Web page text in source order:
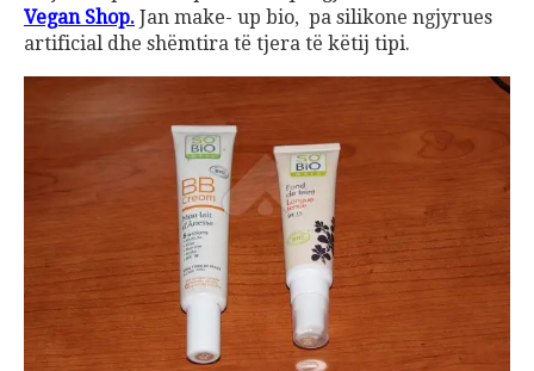
Vegan Shop. Jan make- up bio, pa silikone ngjyrues
artificial dhe shëmtira të tjera të këtij tipi.